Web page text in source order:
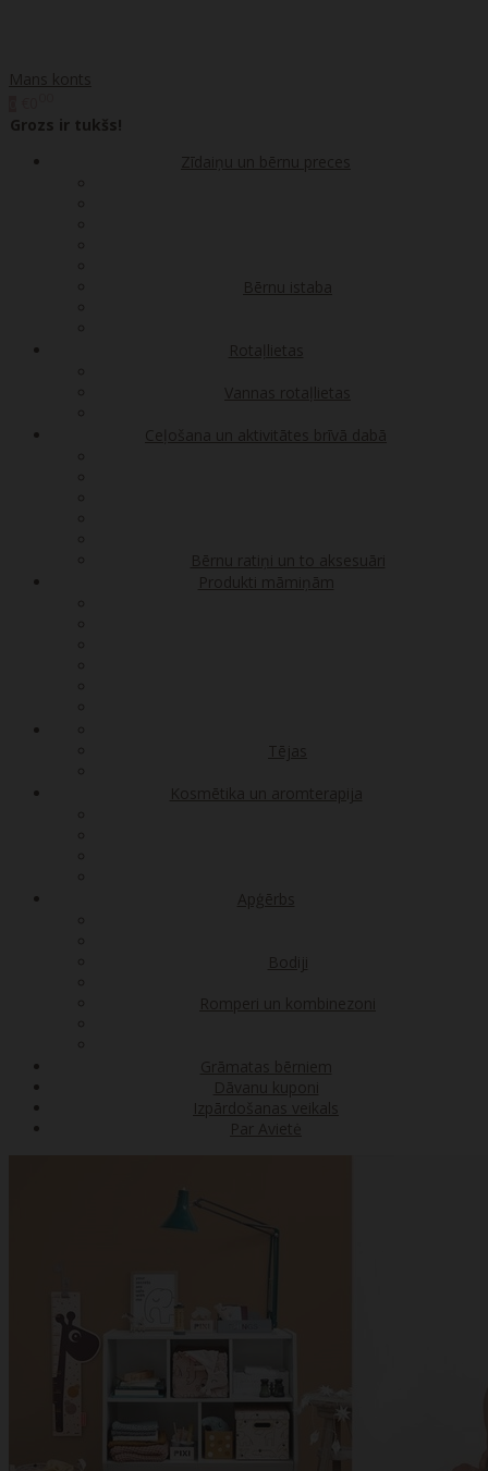
Mans konts
Grozs ir tukšs!
Zīdaiņu un bērnu preces
Bērnu istaba
Rotaļlietas
Vannas rotaļlietas
Ceļošana un aktivitātes brīvā dabā
Bērnu ratiņi un to aksesuāri
Produkti māmiņām
Tējas
Kosmētika un aromterapija
Apģērbs
Bodiji
Romperi un kombinezoni
Grāmatas bērniem
Dāvanu kuponi
Izpārdošanas veikals
Par Avietė